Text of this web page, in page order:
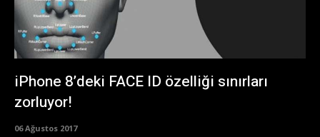
iPhone 8’deki FACE ID özelliği sınırları
zorluyor!
06 Ağustos 2017